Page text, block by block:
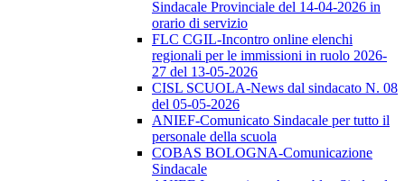
Sindacale Provinciale del 14-04-2026 in
orario di servizio
FLC CGIL-Incontro online elenchi
regionali per le immissioni in ruolo 2026-
27 del 13-05-2026
CISL SCUOLA-News dal sindacato N. 08
del 05-05-2026
ANIEF-Comunicato Sindacale per tutto il
personale della scuola
COBAS BOLOGNA-Comunicazione
Sindacale